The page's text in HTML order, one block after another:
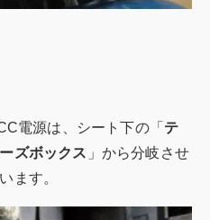
電源は、シート下の「 テ
ズボックス 」から分岐させ
ます。